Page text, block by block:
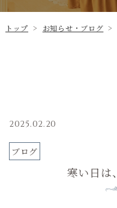
トップ > お知らせ・ブログ >
2025.02.20
ブログ
寒い日は